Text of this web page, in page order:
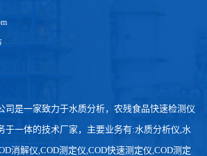
司是一家致力于水质分析，农残食品快速检测仪